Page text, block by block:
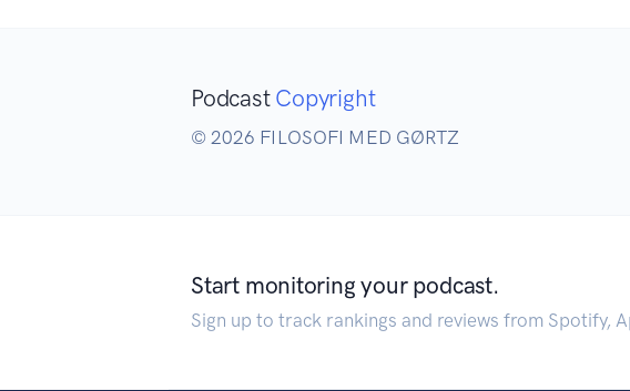
Podcast Copyright
© 2026 FILOSOFI MED GØRTZ
Start monitoring your podcast.
Sign up to track rankings and reviews from Spotify,